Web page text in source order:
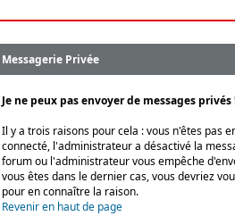
Messagerie Privée
Je ne peux pas envoyer de messages privés
Il y a trois raisons pour cela : vous n'êtes pas
connecté, l'administrateur a désactivé la
forum ou l'administrateur vous empêche
vous êtes dans le dernier cas, vous devriez
pour en connaître la raison.
Revenir en haut de page